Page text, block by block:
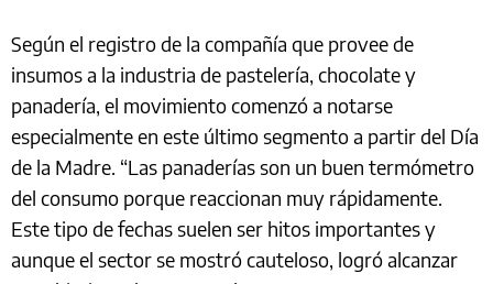
Según el registro de la compañía que provee de
insumos a la industria de pastelería, chocolate y
panadería, el movimiento comenzó a notarse
especialmente en este último segmento a partir del Día
de la Madre. “Las panaderías son un buen termómetro
del consumo porque reaccionan muy rápidamente.
Este tipo de fechas suelen ser hitos importantes y
aunque el sector se mostró cauteloso, logró alcanzar